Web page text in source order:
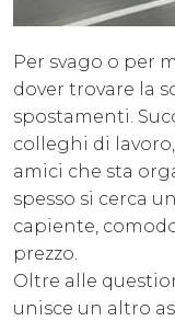
Per svago o per
dover trovare la
spostamenti.
colleghi di
amici che sta
spesso si cerca
capiente,
prezzo.
Oltre alle
unisce un altro